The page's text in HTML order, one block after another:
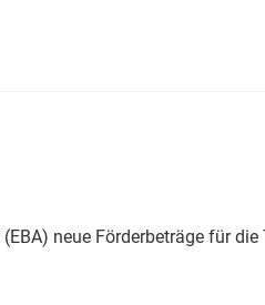
neue Förderbeträge für